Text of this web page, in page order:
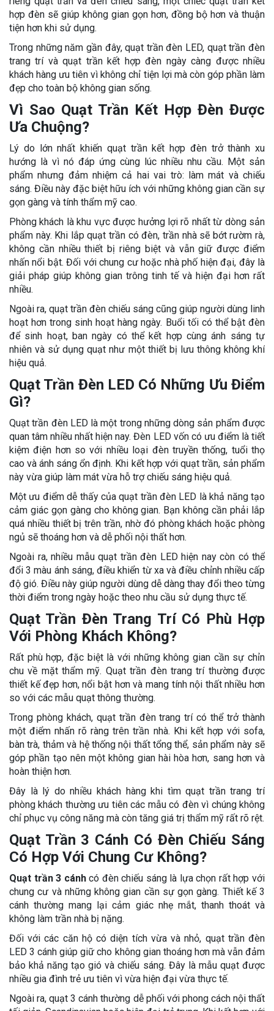
hợp đèn sẽ giúp không gian gọn hơn, đồng bộ hơn và thuận
tiện hơn khi sử dụng.
Trong những năm gần đây, quạt trần đèn LED, quạt trần đèn
trang trí và quạt trần kết hợp đèn ngày càng được nhiều
khách hàng ưu tiên vì không chỉ tiện lợi mà còn góp phần làm
đẹp cho toàn bộ không gian sống.
Vì Sao Quạt Trần Kết Hợp Đèn Được
Ưa Chuộng?
Lý do lớn nhất khiến quạt trần kết hợp đèn trở thành xu
hướng là vì nó đáp ứng cùng lúc nhiều nhu cầu. Một sản
phẩm nhưng đảm nhiệm cả hai vai trò: làm mát và chiếu
sáng. Điều này đặc biệt hữu ích với những không gian cần sự
gọn gàng và tính thẩm mỹ cao.
Phòng khách là khu vực được hưởng lợi rõ nhất từ dòng sản
phẩm này. Khi lắp quạt trần có đèn, trần nhà sẽ bớt rườm rà,
không cần nhiều thiết bị riêng biệt và vẫn giữ được điểm
nhấn nổi bật. Đối với chung cư hoặc nhà phố hiện đại, đây là
giải pháp giúp không gian trông tinh tế và hiện đại hơn rất
nhiều.
Ngoài ra, quạt trần đèn chiếu sáng cũng giúp người dùng linh
hoạt hơn trong sinh hoạt hàng ngày. Buổi tối có thể bật đèn
để sinh hoạt, ban ngày có thể kết hợp cùng ánh sáng tự
nhiên và sử dụng quạt như một thiết bị lưu thông không khí
hiệu quả.
Quạt Trần Đèn LED Có Những Ưu Điểm
Gì?
Quạt trần đèn LED là một trong những dòng sản phẩm được
quan tâm nhiều nhất hiện nay. Đèn LED vốn có ưu điểm là tiết
kiệm điện hơn so với nhiều loại đèn truyền thống, tuổi thọ
cao và ánh sáng ổn định. Khi kết hợp với quạt trần, sản phẩm
này vừa giúp làm mát vừa hỗ trợ chiếu sáng hiệu quả.
Một ưu điểm dễ thấy của quạt trần đèn LED là khả năng tạo
cảm giác gọn gàng cho không gian. Bạn không cần phải lắp
quá nhiều thiết bị trên trần, nhờ đó phòng khách hoặc phòng
ngủ sẽ thoáng hơn và dễ phối nội thất hơn.
Ngoài ra, nhiều mẫu quạt trần đèn LED hiện nay còn có thể
đổi 3 màu ánh sáng, điều khiển từ xa và điều chỉnh nhiều cấp
độ gió. Điều này giúp người dùng dễ dàng thay đổi theo từng
thời điểm trong ngày hoặc theo nhu cầu sử dụng thực tế.
Quạt Trần Đèn Trang Trí Có Phù Hợp
Với Phòng Khách Không?
Rất phù hợp, đặc biệt là với những không gian cần sự chỉn
chu về mặt thẩm mỹ. Quạt trần đèn trang trí thường được
thiết kế đẹp hơn, nổi bật hơn và mang tính nội thất nhiều hơn
so với các mẫu quạt thông thường.
Trong phòng khách, quạt trần đèn trang trí có thể trở thành
một điểm nhấn rõ ràng trên trần nhà. Khi kết hợp với sofa,
bàn trà, thảm và hệ thống nội thất tổng thể, sản phẩm này sẽ
góp phần tạo nên một không gian hài hòa hơn, sang hơn và
hoàn thiện hơn.
Đây là lý do nhiều khách hàng khi tìm quạt trần trang trí
phòng khách thường ưu tiên các mẫu có đèn vì chúng không
chỉ phục vụ công năng mà còn tăng giá trị thẩm mỹ rất rõ rệt.
Quạt Trần 3 Cánh Có Đèn Chiếu Sáng
Có Hợp Với Chung Cư Không?
Quạt trần 3 cánhcó đèn chiếu sáng là lựa chọn rất hợp với
chung cư và những không gian cần sự gọn gàng. Thiết kế 3
cánh thường mang lại cảm giác nhẹ mắt, thanh thoát và
không làm trần nhà bị nặng.
Đối với các căn hộ có diện tích vừa và nhỏ, quạt trần đèn
LED 3 cánh giúp giữ cho không gian thoáng hơn mà vẫn đảm
bảo khả năng tạo gió và chiếu sáng. Đây là mẫu quạt được
nhiều gia đình trẻ ưu tiên vì vừa hiện đại vừa thực tế.
Ngoài ra, quạt 3 cánh thường dễ phối với phong cách nội thất